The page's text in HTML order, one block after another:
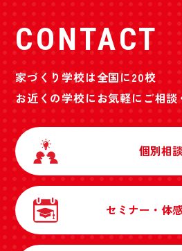
CONTACT
家づくり学校は全国に20校
お近くの学校にお気軽にご相談
個別相
セミナー・体